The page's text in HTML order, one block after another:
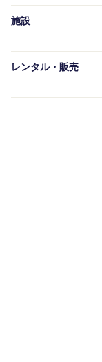
施設
レンタル・販売